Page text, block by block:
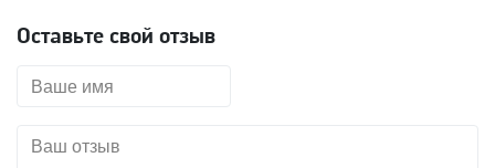
Оставьте свой отзыв